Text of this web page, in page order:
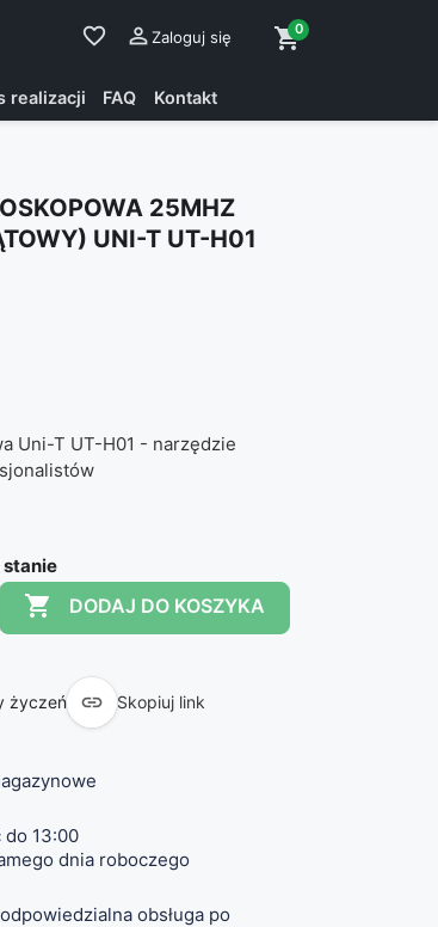
favorite_border Zaloguj się shopping_cart
0
realizacji FAQ Kontakt
25MHZ
UNI-T UT-H01
Uni-T UT-H01 - narzędzie
stanie
 DODAJ DO KOSZYKA
życzeń  Skopiuj link
do 13:00
dnia roboczego
obsługa po